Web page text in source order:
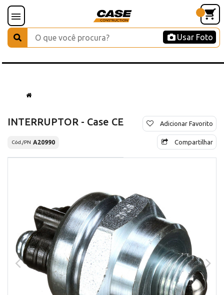
Usar Foto
INTERRUPTOR - Case CE
Cód./PN A20990
Adicionar Favorito
Compartilhar